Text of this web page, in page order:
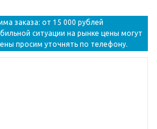
заказа: от 15 000 рублей
ситуации на рынке цены могут
просим уточнять по телефону.